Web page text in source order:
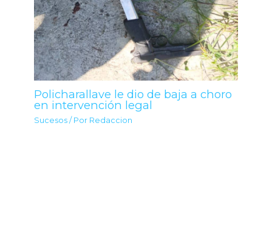
Policharallave le dio de baja a choro
en intervención legal
Sucesos / Por Redaccion